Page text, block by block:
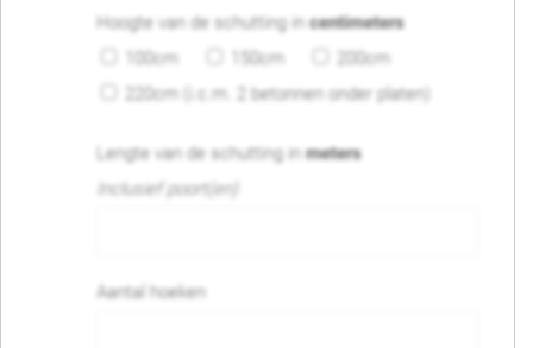
Hoogte van de schutting incentimeters
100cm
150cm
200cm
220cm (i.c.m. 2 betonnen onder platen)
Lengte van de schutting inmeters
Inclusief poort(en)
Aantal hoeken